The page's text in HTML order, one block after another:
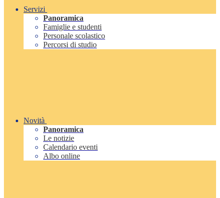
Servizi
Panoramica
Famiglie e studenti
Personale scolastico
Percorsi di studio
Novità
Panoramica
Le notizie
Calendario eventi
Albo online